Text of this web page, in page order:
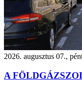
2026. augusztus 07.,
A